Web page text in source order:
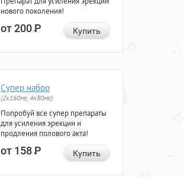
нового поколения!
от 200Р Купить
Супер набор
(2х160мг, 4х80мг)
Попробуй все супер препараты
для усиления эрекции и
продления полового акта!
от 158Р Купить